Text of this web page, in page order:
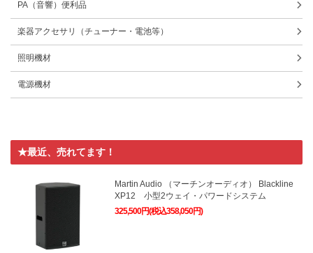
PA（音響）便利品
楽器アクセサリ（チューナー・電池等）
照明機材
電源機材
★最近、売れてます！
Martin Audio （マーチンオーディオ） Blackline
XP12 小型2ウェイ・パワードシステム
325,500円(税込358,050円)